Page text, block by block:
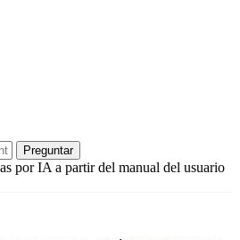
Preguntar
por IA a partir del manual del usuario